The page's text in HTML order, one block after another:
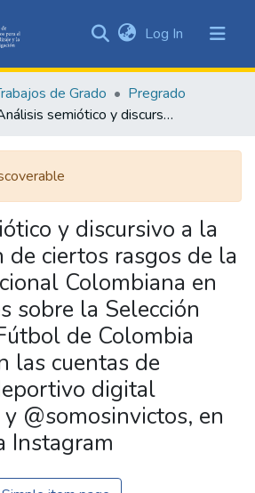
&
Collections
Statistics
Log In (current)
de Grado
Pregrado
Análisis semiótico y discursivo a la configuración de ciertos rasgos de la Identidad Nacional Colombiana en informaciones sobre la Selección Nacional de Fútbol de Colombia publicadas en las cuentas de periodismo deportivo digital @golesendir y @somosinvictos, en la plataforma Instagram
y discursivo a la
de ciertos rasgos de la
Colombiana en
sobre la Selección
de Colombia
las cuentas de
digital
@somosinvictos, en
Instagram